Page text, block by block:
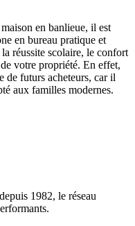
en banlieue, il est
en bureau pratique et
réussite scolaire, le confort
votre propriété. En effet,
de futurs acheteurs, car il
aux familles modernes.
1982, le réseau